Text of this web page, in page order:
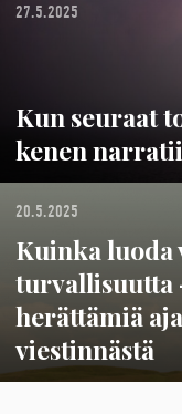
27.5.2025
Kun seuraat
kenen
20.5.2025
Kuinka
turvallisuutta
herättämiä
viestinnästä